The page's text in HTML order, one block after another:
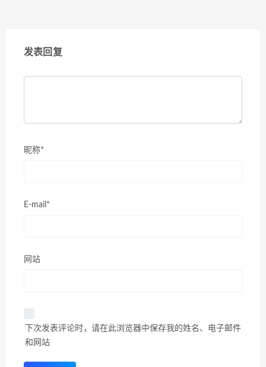
发表回复
昵称*
E-mail*
网站
下次发表评论时，请在此浏览器中保存我的姓名、电子邮件
和网站